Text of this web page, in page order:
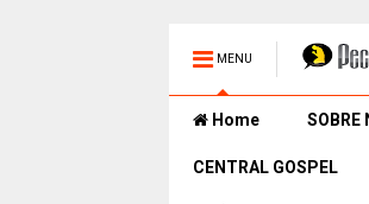
MENU
Home SOBRE
CENTRAL GOSPEL